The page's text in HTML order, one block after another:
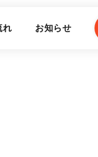
れ お知らせ